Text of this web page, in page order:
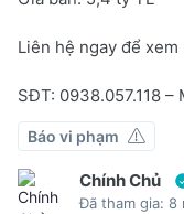
Liên hệ ngay để
SĐT: 0938.057.118 –
Báo vi phạm
Chính Chủ
Đã tham gia: 8